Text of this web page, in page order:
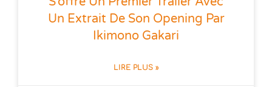
Un Extrait De Son Opening Par
Ikimono Gakari
LIRE PLUS »